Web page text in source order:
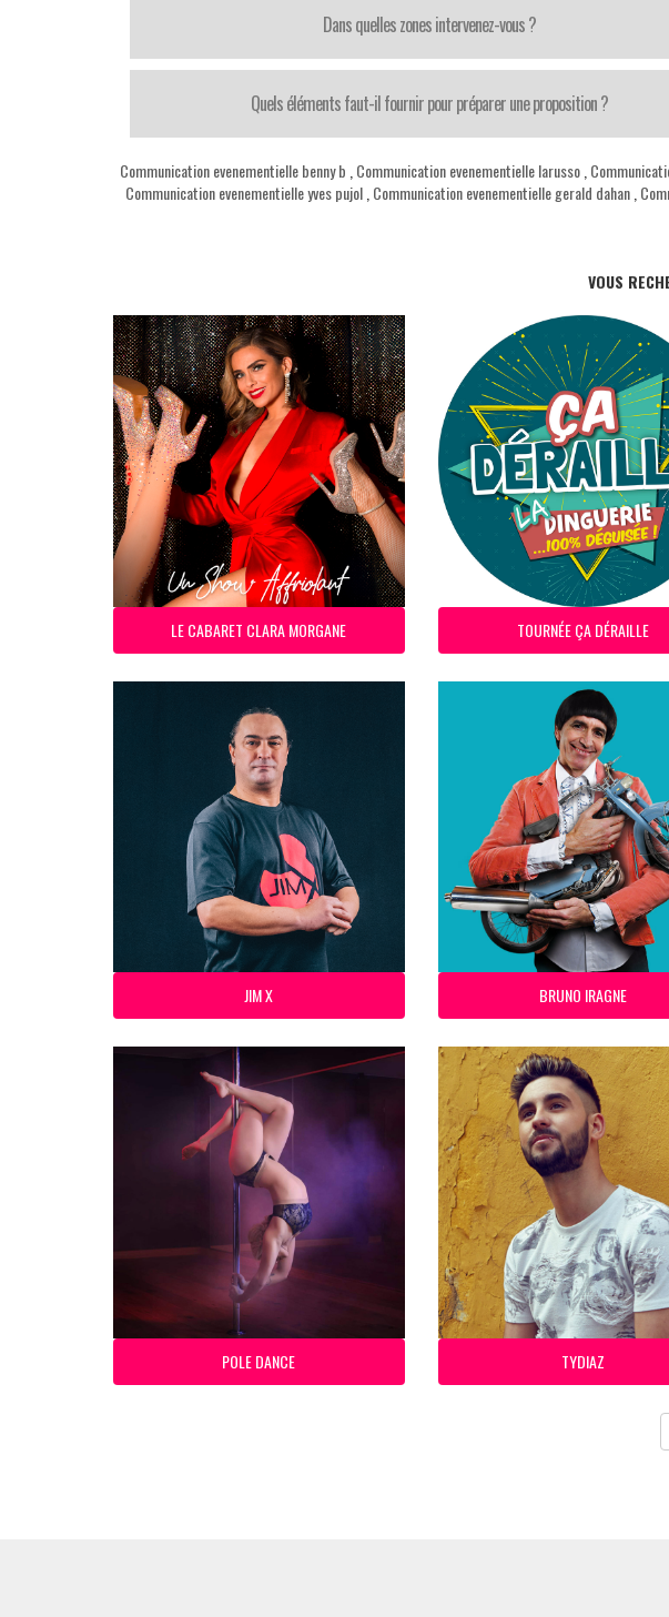
Dans quelles zones intervenez-vous ?
Quels éléments faut-il fournir pour préparer une proposition ?
Communication evenementielle benny b Communication evenementielle larusso
Communication evenementielle yves pujol, Communication evenementielle gerald dahan,
VOUS
LE CABARET CLARA MORGANE TOURNÉE ÇA DÉRAILLE
JIM X BRUNO IRAGNE
POLE DANCE TYDIAZ